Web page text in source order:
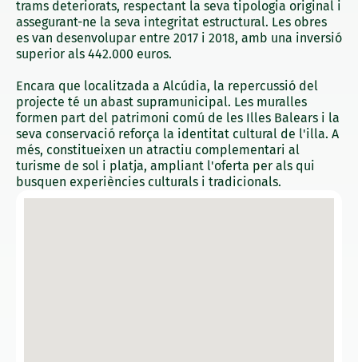
trams deteriorats, respectant la seva tipologia original i
assegurant-ne la seva integritat estructural. Les obres
es van desenvolupar entre 2017 i 2018, amb una inversió
superior als 442.000 euros.
Encara que localitzada a Alcúdia, la repercussió del
projecte té un abast supramunicipal. Les muralles
formen part del patrimoni comú de les Illes Balears i la
seva conservació reforça la identitat cultural de l'illa. A
més, constitueixen un atractiu complementari al
turisme de sol i platja, ampliant l'oferta per als qui
busquen experiències culturals i tradicionals.